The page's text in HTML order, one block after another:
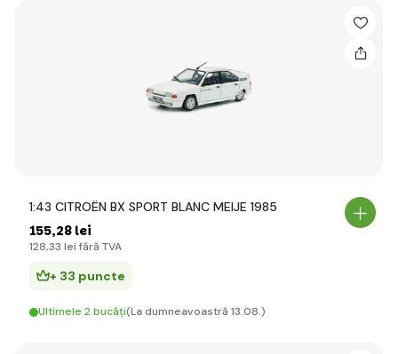
1:43 CITROËN BX SPORT BLANC MEIJE 1985
155,28 lei
128,33 lei fără TVA
+ 33 puncte
Ultimele 2 bucăți(La dumneavoastră 13.08.)